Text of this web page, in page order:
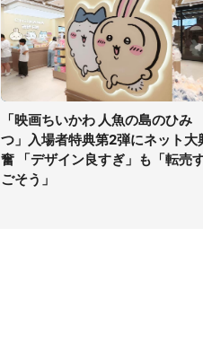
「映画ちいかわ 人魚の島のひみ
つ」入場者特典第2弾にネット大
奮 「デザイン良すぎ」も「転売
ごそう」